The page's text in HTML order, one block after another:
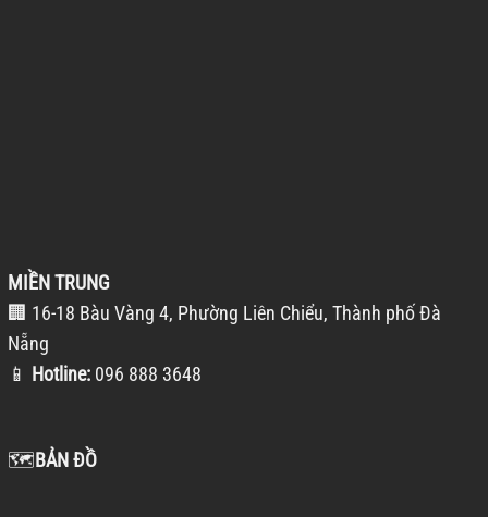
MIỀN TRUNG
🏢 16-18 Bàu Vàng 4, Phường Liên Chiểu, Thành phố Đà
Nẵng
📱 Hotline: 096 888 3648
🗺️BẢN ĐỒ